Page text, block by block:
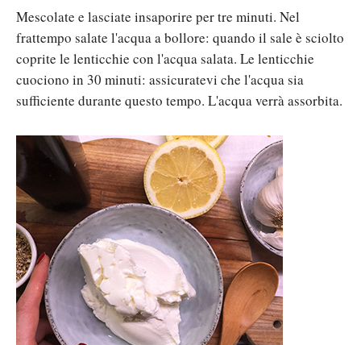
Mescolate e lasciate insaporire per tre minuti. Nel
frattempo salate l'acqua a bollore: quando il sale è sciolto
coprite le lenticchie con l'acqua salata. Le lenticchie
cuociono in 30 minuti: assicuratevi che l'acqua sia
sufficiente durante questo tempo. L'acqua verrà assorbita.